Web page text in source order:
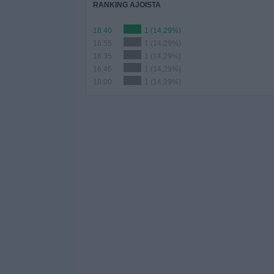
RANKING AJOISTA
18:40
1 (14,29%)
16:55
1 (14,29%)
16:35
1 (14,29%)
16:45
1 (14,29%)
18:00
1 (14,29%)